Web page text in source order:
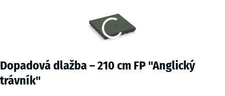
Dopadová dlažba – 210 cm FP "Anglický
trávník"